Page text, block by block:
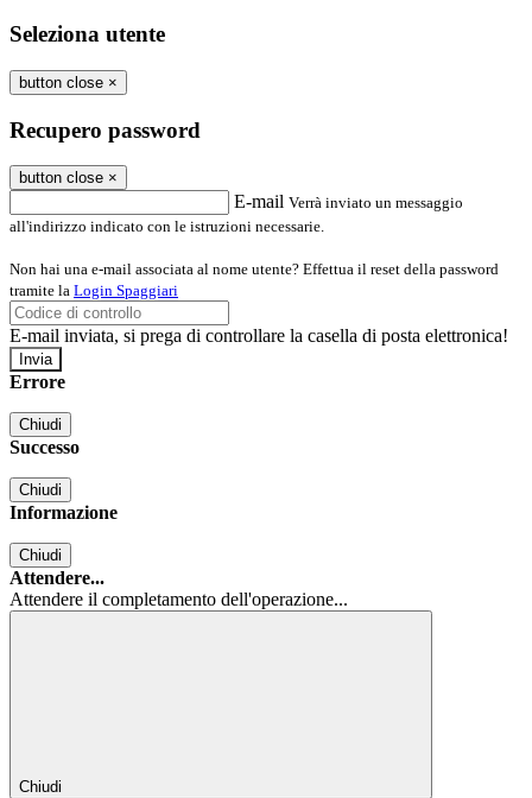
Seleziona utente
button close ×
Recupero password
button close ×
E-mail Verrà inviato un messaggio
all'indirizzo indicato con le istruzioni necessarie.
Non hai una e-mail associata al nome utente? Effettua il reset della password
tramite la Login Spaggiari
E-mail inviata, si prega di controllare la casella di posta elettronica!
Errore
Chiudi
Successo
Chiudi
Informazione
Chiudi
Attendere...
Attendere il completamento dell'operazione...
Chiudi